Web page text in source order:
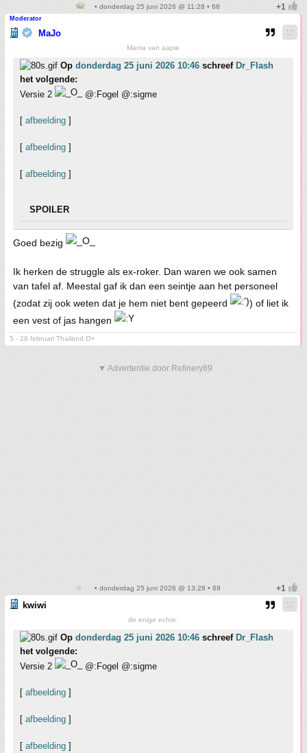
• donderdag 25 juni 2026 @ 11:28 • 68
Moderator
MaJo
Mama van aapie
Op donderdag 25 juni 2026 10:46 schreef Dr_Flash
het volgende:
Versie 2
@:Fogel @:sigme
[ afbeelding ]
[ afbeelding ]
[ afbeelding ]
SPOILER
Goed bezig
Ik herken de struggle als ex-roker. Dan waren we ook samen
van tafel af. Meestal gaf ik dan een seintje aan het personeel
(zodat zij ook weten dat je hem niet bent gepeerd
) of liet ik
een vest of jas hangen
5 - 28 februari Thailand O+
▼ Advertentie door Refinery89
• donderdag 25 juni 2026 @ 13:28 • 69
kwiwi
de enige echte.
Op donderdag 25 juni 2026 10:46 schreef Dr_Flash
het volgende:
Versie 2
@:Fogel @:sigme
[ afbeelding ]
[ afbeelding ]
[ afbeelding ]